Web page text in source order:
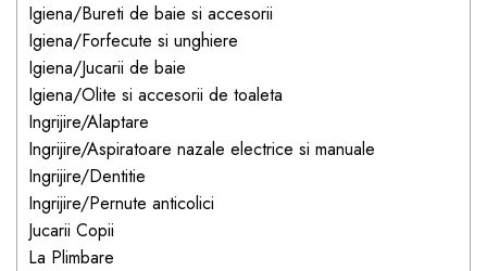
Termometre copii
Căști antifonice copii și
dopuri de urechi
Produse îngrijire copii
Igiena copii
Igiena/Bureti de baie si accesorii
Igiena/Forfecute si unghiere
Igiena/Jucarii de baie
Igiena/Olite si accesorii de toaleta
Ingrijire/Alaptare
Ingrijire/Aspiratoare nazale electrice si manuale
Ingrijire/Dentitie
Ingrijire/Pernute anticolici
Jucarii Copii
La Plimbare